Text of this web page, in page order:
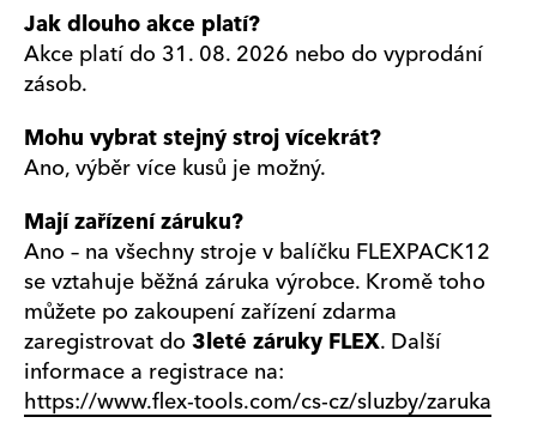
Jak dlouho akce platí?
Akce platí do 31. 08. 2026 nebo do vyprodání
zásob.
Mohu vybrat stejný stroj vícekrát?
Ano, výběr více kusů je možný.
Mají zařízení záruku?
Ano – na všechny stroje v balíčku FLEXPACK12
se vztahuje běžná záruka výrobce. Kromě toho
můžete po zakoupení zařízení zdarma
zaregistrovat do3leté záruky FLEX. Další
informace a registrace na:
https://www.flex-tools.com/cs-cz/sluzby/zaruka